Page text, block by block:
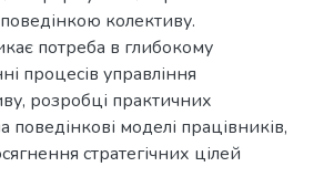
колективу.
потреба в глибокому
процесів управління
розробці практичних
поведінкові моделі працівників,
стратегічних цілей